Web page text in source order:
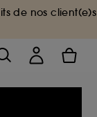
de nos client(e)s